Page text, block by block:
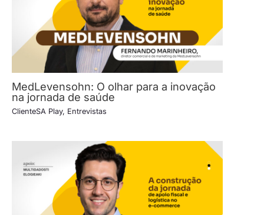
MedLevensohn: O olhar para a inovação
na jornada de saúde
ClienteSA Play, Entrevistas